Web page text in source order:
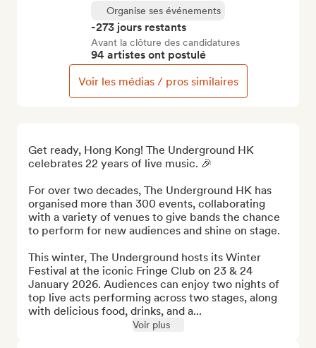
Get ready, Hong Kong! The Underground HK
celebrates 22 years of live music. 🎉
For over two decades, The Underground HK has
organised more than 300 events, collaborating
with a variety of venues to give bands the chance
to perform for new audiences and shine on stage.
This winter, The Underground hosts its Winter
Festival at the iconic Fringe Club on 23 & 24
January 2026. Audiences can enjoy two nights of
top live acts performing across two stages, along
with delicious food, drinks, and a...
Voir plus
Organise ses événements
-273 jours restants
Avant la clôture des candidatures
94 artistes ont postulé
Voir les médias / pros similaires